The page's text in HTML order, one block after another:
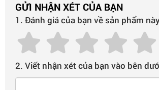
GỬI NHẬN XÉT CỦA BẠN
1. Đánh giá của bạn về sản phẩm
2. Viết nhận xét của bạn vào bên